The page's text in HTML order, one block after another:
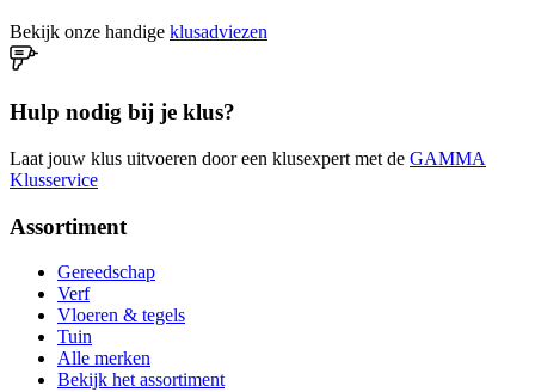
Bekijk onze handige klusadviezen
Hulp nodig bij je klus?
Laat jouw klus uitvoeren door een klusexpert met de GAMMA
Klusservice
Assortiment
Gereedschap
Verf
Vloeren & tegels
Tuin
Alle merken
Bekijk het assortiment